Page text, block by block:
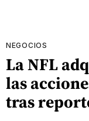
NEGOCIOS
La NFL
las
tras